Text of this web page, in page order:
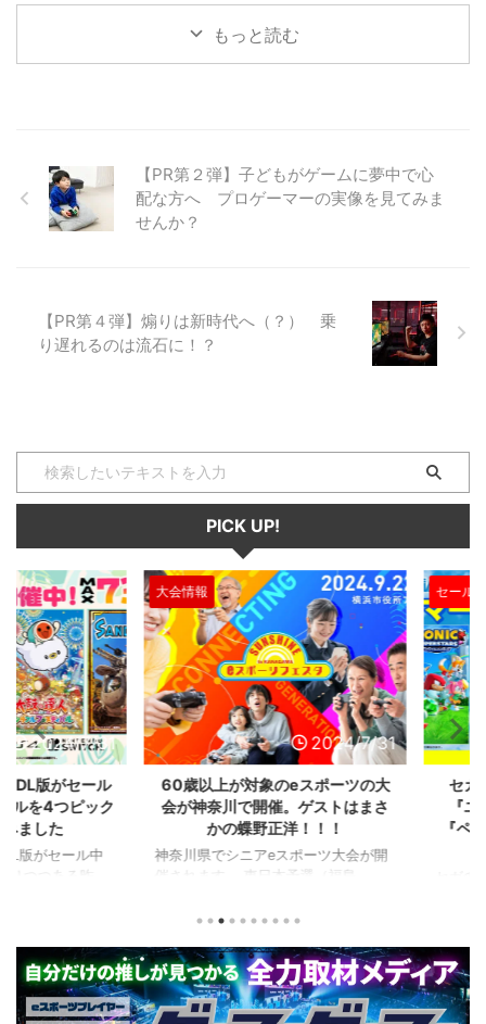
ターＶ フォートナイト PUBGモ
...
た、GRAND FI ...
通が開催する、日本最大の高校e
な『Fall Guys: Ultimate
Knockout(以下『Fall Guys』 読
み方:フォールガイズ アルティメ
ット ノックアウト)』のオンライ
もっと読む
【PR第２弾】子どもがゲームに夢中で心
配な方へ プロゲーマーの実像を見てみま
せんか？
【PR第４弾】煽りは新時代へ（？） 乗
り遅れるのは流石に！？
PICK UP!
2024/7/31
がセール
4つピック
た
セール中
ルを独自に
。（類似し
ゲーム、長
ム） 注目
大会情報
2024/7/31
60歳以上が対象のeスポーツの大
会が神奈川で開催。ゲストはまさ
かの蝶野正洋！！！
神奈川県でシニアeスポーツ大会が開
催されます。 東日本予選（福島
選（神奈川県）の優勝者3名が決勝大
仕様。ご当地キャラクターによる対戦
も見られるとのことなので、家族で楽
しめるイベントになっているようで
す。 ちなみに、ゲストのプロレスラ
セール、クー
セガの
『ユニ
『ペルソ
ファンから
や編成や育
クなどが話